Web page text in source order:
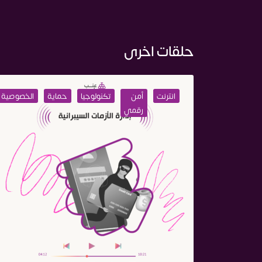
حلقات اخرى
انترنت
أمن
رقمي
تكنولوجيا حماية الخصوصية